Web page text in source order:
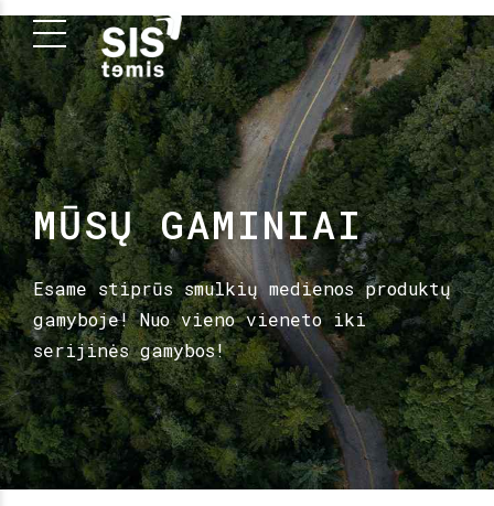
MŪSŲ GAMINIAI
Esame stiprūs smulkių medienos produktų
gamyboje! Nuo vieno vieneto iki
serijinės gamybos!